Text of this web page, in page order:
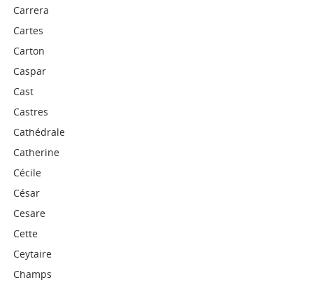
Carrera
Cartes
Carton
Caspar
Cast
Castres
Cathédrale
Catherine
Cécile
César
Cesare
Cette
Ceytaire
Champs